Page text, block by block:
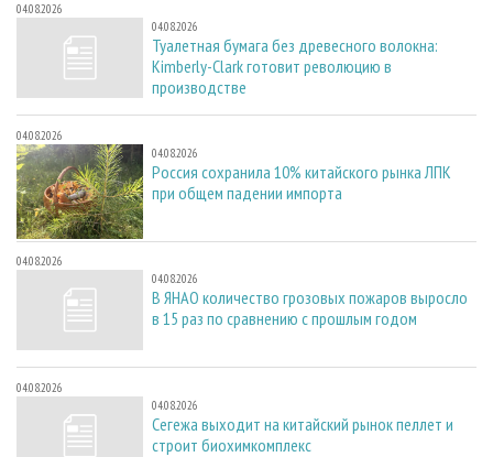
04.08.2026
04.08.2026
Туалетная бумага без древесного волокна:
Kimberly-Clark готовит революцию в
производстве
04.08.2026
04.08.2026
Россия сохранила 10% китайского рынка ЛПК
при общем падении импорта
04.08.2026
04.08.2026
В ЯНАО количество грозовых пожаров выросло
в 15 раз по сравнению с прошлым годом
04.08.2026
04.08.2026
Сегежа выходит на китайский рынок пеллет и
строит биохимкомплекс